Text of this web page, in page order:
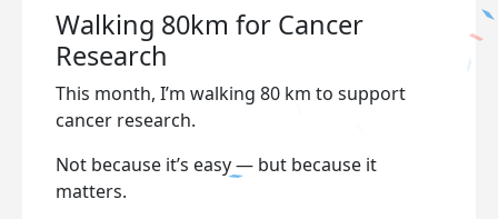
Walking 80km for Cancer
Research
This month, I’m walking 80 km to support
cancer research.
Not because it’s easy — but because it
matters.